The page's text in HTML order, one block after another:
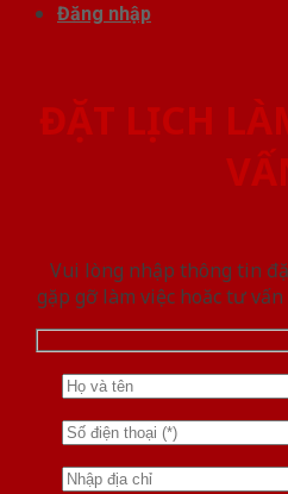
Đăng nhập
ĐẶT LỊCH
Vui lòng nhập thông tin
gặp gỡ làm việc hoăc tư